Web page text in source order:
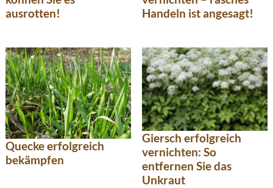
ausrotten!
Handeln ist angesagt!
Quecke erfolgreich
bekämpfen
Giersch erfolgreich
vernichten: So
entfernen Sie das
Unkraut